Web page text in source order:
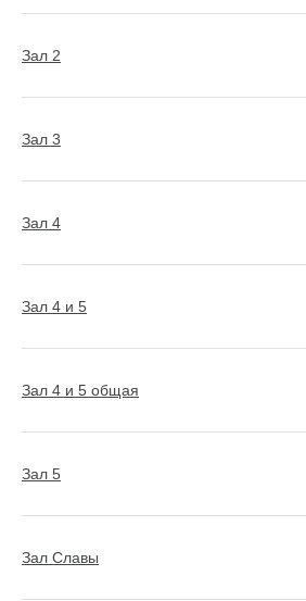
Зал 2
Зал 3
Зал 4
Зал 4 и 5
Зал 4 и 5 общая
Зал 5
Зал Славы